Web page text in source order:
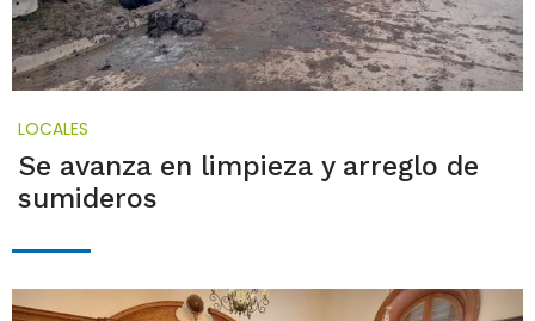
LOCALES
Se avanza en limpieza y arreglo de
sumideros